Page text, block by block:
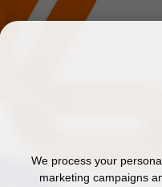
We process your
marketing campaigns